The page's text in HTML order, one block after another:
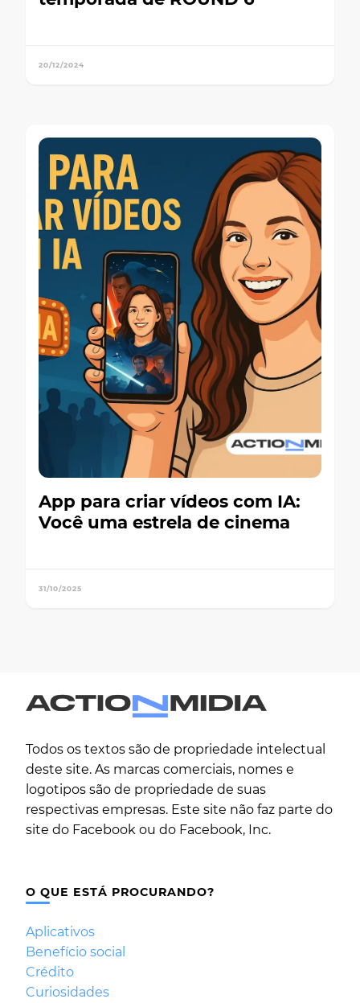
20/12/2024
App para criar vídeos com IA:
Você uma estrela de cinema
31/10/2025
Todos os textos são de propriedade intelectual
deste site. As marcas comerciais, nomes e
logotipos são de propriedade de suas
respectivas empresas. Este site não faz parte do
site do Facebook ou do Facebook, Inc.
O QUE ESTÁ PROCURANDO?
Aplicativos
Benefício social
Crédito
Curiosidades